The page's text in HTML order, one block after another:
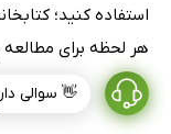
👋 سوالی
استفاده کنید؛
هر لحظه برای مطالعه